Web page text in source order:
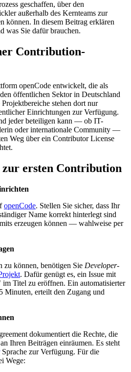
geschaffen, über den
außerhalb des Kernteams zur
können. In diesem Beitrag erklären
was Sie dafür brauchen.
Contribution-
openCode entwickelt, die als
öffentlichen Sektor in Deutschland
stehen dort nur
Einrichtungen zur Verfügung.
jeder beteiligen kann — ob IT-
oder internationale Community —
Weg über ein Contributor License
ersten Contribution
openCode. Stellen Sie sicher, dass Ihr
Name korrekt hinterlegt sind
erzeugen können — wahlweise per
zu können, benötigen Sie Developer-
. Dafür genügt es, ein Issue mit
im Titel zu eröffnen. Ein automatisierter
Minuten, erteilt den Zugang und
dokumentiert die Rechte, die
Ihren Beiträgen einräumen. Es steht
Sprache zur Verfügung. Für die
Wege: